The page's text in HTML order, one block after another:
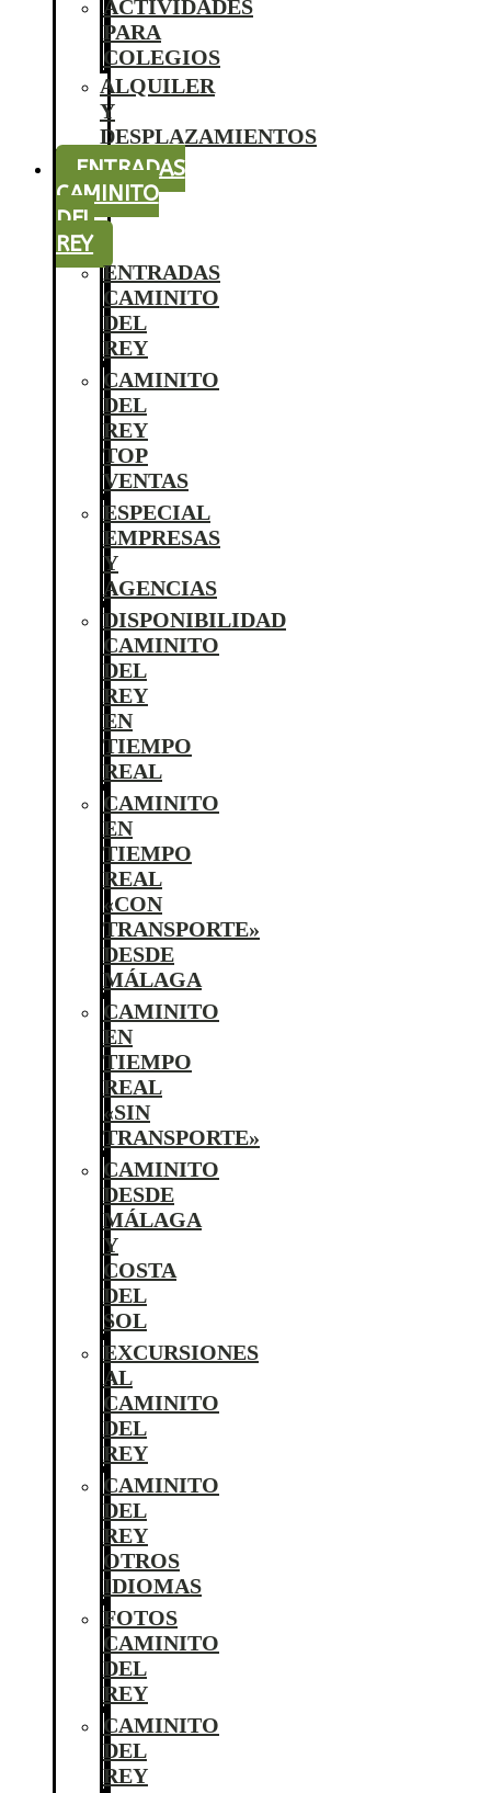
ACTIVIDADES
PARA
COLEGIOS
ALQUILER
Y
DESPLAZAMIENTOS
ENTRADAS
CAMINITO
DEL
REY
ENTRADAS
CAMINITO
DEL
REY
CAMINITO
DEL
REY
TOP
VENTAS
ESPECIAL
EMPRESAS
Y
AGENCIAS
DISPONIBILIDAD
CAMINITO
DEL
REY
EN
TIEMPO
REAL
CAMINITO
EN
TIEMPO
REAL
«CON
TRANSPORTE»
DESDE
MÁLAGA
CAMINITO
EN
TIEMPO
REAL
«SIN
TRANSPORTE»
CAMINITO
DESDE
MÁLAGA
Y
COSTA
DEL
SOL
EXCURSIONES
AL
CAMINITO
DEL
REY
CAMINITO
DEL
REY
OTROS
IDIOMAS
FOTOS
CAMINITO
DEL
REY
CAMINITO
DEL
REY